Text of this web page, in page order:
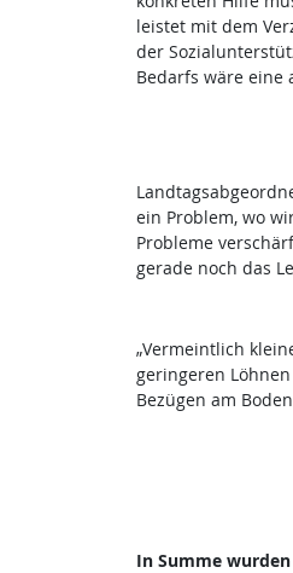
leistet mit dem
der
Bedarfs wäre eine
ein Problem, wo
Probleme
gerade noch das
„Vermeintlich
geringeren
Bezügen am
In Summe